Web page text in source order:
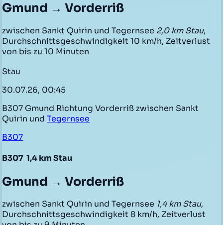
Gmund → Vorderriß
zwischen Sankt Quirin und Tegernsee 2,0 km Stau,
Durchschnittsgeschwindigkeit 10 km/h, Zeitverlust
von bis zu 10 Minuten
Stau
30.07.26, 00:45
B307 Gmund Richtung Vorderriß zwischen Sankt
Quirin undTegernsee
B307
B307 1,4 km Stau
Gmund → Vorderriß
zwischen Sankt Quirin und Tegernsee 1,4 km Stau,
Durchschnittsgeschwindigkeit 8 km/h, Zeitverlust